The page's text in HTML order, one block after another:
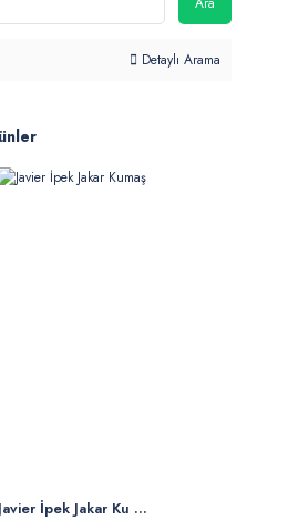
Detaylı Arama
Javier İpek Jakar Ku ...